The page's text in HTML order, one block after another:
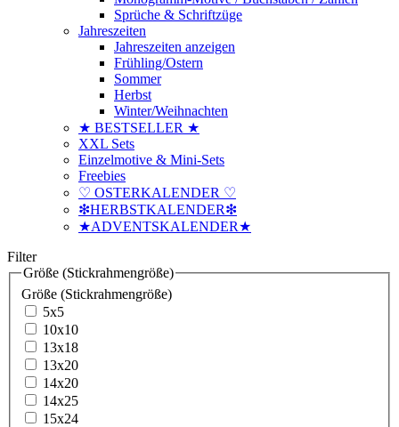
Sprüche & Schriftzüge
Jahreszeiten
Jahreszeiten anzeigen
Frühling/Ostern
Sommer
Herbst
Winter/Weihnachten
★ BESTSELLER ★
XXL Sets
Einzelmotive & Mini-Sets
Freebies
♡ OSTERKALENDER ♡
❇HERBSTKALENDER❇
★ADVENTSKALENDER★
Filter
Größe (Stickrahmengröße)
Größe (Stickrahmengröße)
5x5
10x10
13x18
13x20
14x20
14x25
15x24